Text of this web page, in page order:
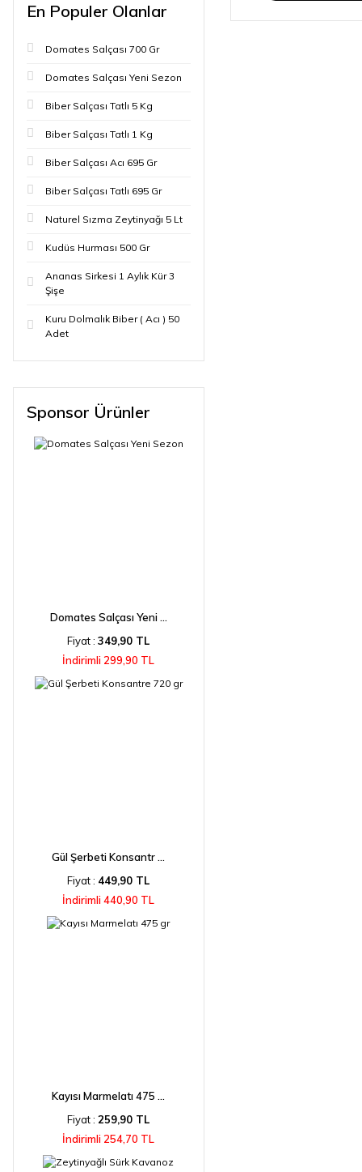
En Populer Olanlar
Domates Salçası 700 Gr
Domates Salçası Yeni Sezon
Biber Salçası Tatlı 5 Kg
Biber Salçası Tatlı 1 Kg
Biber Salçası Acı 695 Gr
Biber Salçası Tatlı 695 Gr
Naturel Sızma Zeytinyağı 5 Lt
Kudüs Hurması 500 Gr
Ananas Sirkesi 1 Aylık Kür 3
Şişe
Kuru Dolmalık Biber ( Acı ) 50
Adet
Sponsor Ürünler
Domates Salçası Yeni ...
Fiyat :349,90 TL
İndirimli 299,90 TL
Gül Şerbeti Konsantr ...
Fiyat : 449,90 TL
İndirimli 440,90 TL
Kayısı Marmelatı 475 ...
Fiyat :259,90 TL
İndirimli 254,70 TL